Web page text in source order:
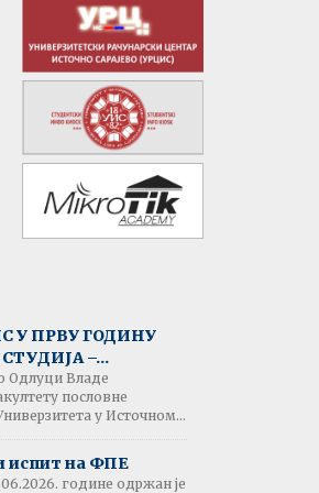
У ПРВУ ГОДИНУ
–...
Одлуци Владе
пословне
у Источном...
испит на ФПЕ
године одржан је